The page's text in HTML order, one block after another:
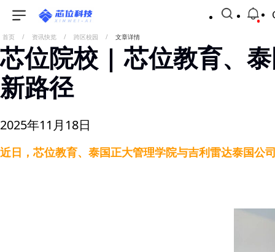
首页 / 资讯快览 / 跨区校园 / 文章详情
芯位院校 | 芯位教育、
新路径
2025年11月18日
近日，芯位教育、泰国正大管理学院与吉利雷达泰国公